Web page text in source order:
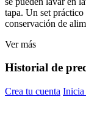
tapa. Un set
conservación de
Ver más
Historial de
Crea tu cuenta Inicia